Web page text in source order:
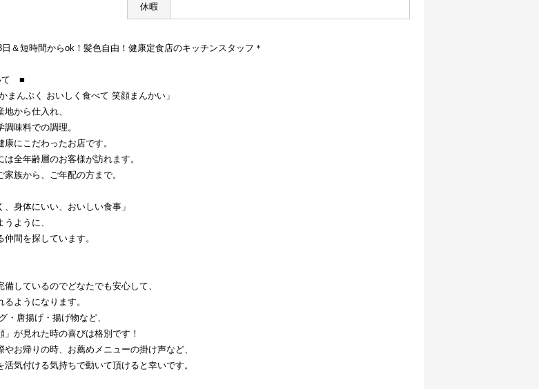
休暇
日＆短時間からok！髪色自由！健康定食店のキッチンスタッフ＊
　■
まんぷく おいしく食べて 笑顔まんかい」
から仕入れ、
味料での調理。
にこだわったお店です。
全年齢層のお客様が訪れます。
族から、ご年配の方まで。
、身体にいい、おいしい食事」
ように、
間を探しています。
しているのでどなたでも安心して、
ようになります。
・唐揚げ・揚げ物など、
が見れた時の喜びは格別です！
お帰りの時、お薦めメニューの掛け声など、
気付ける気持ちで動いて頂けると幸いです。